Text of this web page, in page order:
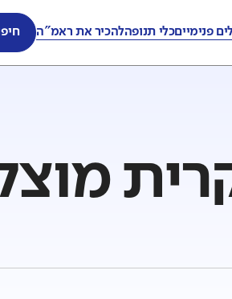
פנימייםכלי תנופהלהכיר את ראמ"ה